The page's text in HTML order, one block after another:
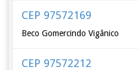
CEP 97572169
Beco Gomercindo Vigânico
CEP 97572212